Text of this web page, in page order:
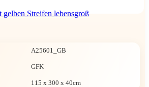
Streifen lebensgroß
A25601_GB
GFK
115 x 300 x 40cm